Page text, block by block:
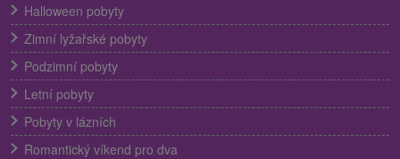
Halloween pobyty
Zimní lyžařské pobyty
Podzimní pobyty
Letní pobyty
Pobyty v lázních
Romantický víkend pro dva